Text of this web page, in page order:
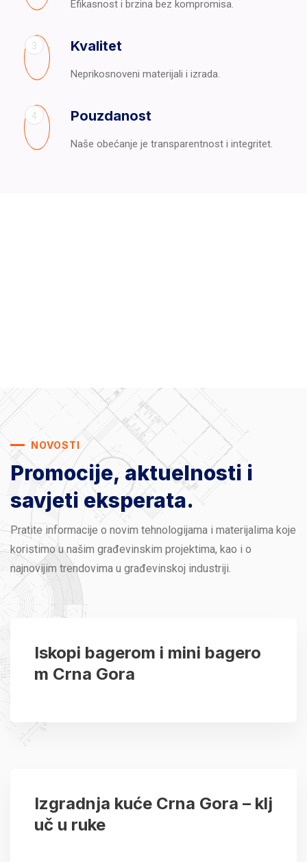
Efikasnost i brzina bez kompromisa.
3 Kvalitet
Neprikosnoveni materijali i izrada.
4 Pouzdanost
Naše obećanje je transparentnost i integritet.
NOVOSTI
Promocije, aktuelnosti i
savjeti eksperata.
Pratite informacije o novim tehnologijama i materijalima koje
koristimo u našim građevinskim projektima, kao i o
najnovijim trendovima u građevinskoj industriji.
Iskopi bagerom i mini bagero
m Crna Gora
Izgradnja kuće Crna Gora – klj
uč u ruke